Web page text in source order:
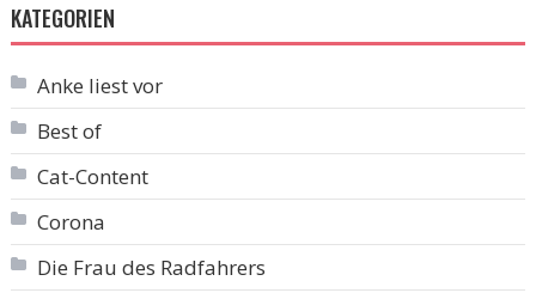
KATEGORIEN
Anke liest vor
Best of
Cat-Content
Corona
Die Frau des Radfahrers